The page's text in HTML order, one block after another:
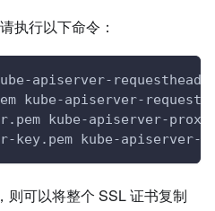
执行以下命令：
apiserver-
kube-apiserver-
kube-apiserver-
key.pem kube-apiserver-
则可以将整个 SSL 证书复制